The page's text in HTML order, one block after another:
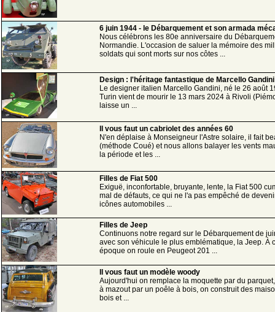
6 juin 1944 - le Débarquement et son armada
Nous célébrons les 80e anniversaire du
Normandie. L'occasion de saluer la mémoire des
soldats qui sont morts sur nos côtes ...
Design : l'héritage fantastique de Marcello Gandini
Le designer italien Marcello Gandini, né le 26 août
Turin vient de mourir le 13 mars 2024 à Rivoli
laisse un ...
Il vous faut un cabriolet des années 60
N'en déplaise à Monseigneur l'Astre solaire, il fait
(méthode Coué) et nous allons balayer les vents
la période et les ...
Filles de Fiat 500
Exiguë, inconfortable, bruyante, lente, la Fiat 500
mal de défauts, ce qui ne l'a pas empêché de
icônes automobiles ...
Filles de Jeep
Continuons notre regard sur le Débarquement de
avec son véhicule le plus emblématique, la Jeep. À
époque on roule en Peugeot 201 ...
Il vous faut un modèle woody
Aujourd'hui on remplace la moquette par du
à mazout par un poêle à bois, on construit des
bois et ...